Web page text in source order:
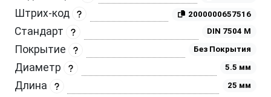
Штрих-код 2000000657516
Стандарт DIN 7504 M
Покрытие Без Покрытия
Диаметр 5.5 мм
Длина 25 мм